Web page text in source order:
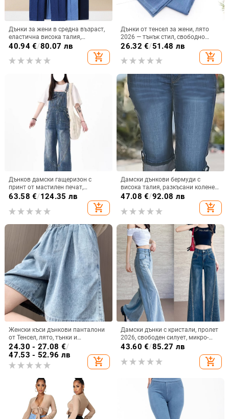
Дънки за жени в средна възраст,
еластична висока талия,
свободен крой, прав силует, ¾
дължина, подходящи за пролет и
есен.
40.94€/80.07 лв
add_shopping_cart
Дънки от тенсел за жени, лято
2026 — тънък стил, свободно
падащи, висока талия, широки
крачоли, подходящи за нисък
ръст
26.32 €/51.48 лв
add_shopping_cart
Дънков дамски гащеризон с
принт от мастилен печат,
свободен силует, прави крака,
американски уличен ретро стил
63.58 €/124.35 лв
add_shopping_cart
Дамски дънкови бермуди с
висока талия, разкъсани колене и
еластичен завършек на
47.08 €/92.08 лв
add_shopping_cart
Женски къси дънкови панталони
от Тенсел, лято, тънки и
бързосъхнещи, свободна кройка,
широки крачоли, до коляното
24.30 - 27.08 €/
47.53 - 52.96 лв
add_shopping_cart
Дамски дънки с кристали, пролет
2026, свободен силует, микро-
фларе, широки крачоли, дълги
43.60 €/85.27 лв
add_shopping_cart